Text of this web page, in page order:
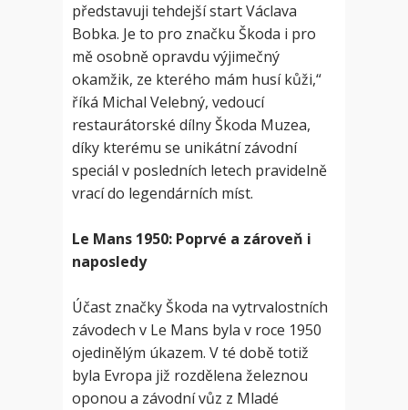
představuji tehdejší start Václava
Bobka. Je to pro značku Škoda i pro
mě osobně opravdu výjimečný
okamžik, ze kterého mám husí kůži,“
říká Michal Velebný, vedoucí
restaurátorské dílny Škoda Muzea,
díky kterému se unikátní závodní
speciál v posledních letech pravidelně
vrací do legendárních míst.
Le Mans 1950: Poprvé a zároveň i
naposledy
Účast značky Škoda na vytrvalostních
závodech v Le Mans byla v roce 1950
ojedinělým úkazem. V té době totiž
byla Evropa již rozdělena železnou
oponou a závodní vůz z Mladé